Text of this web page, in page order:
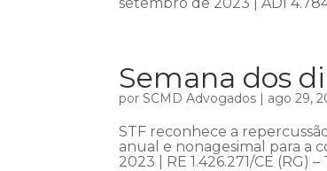
Semana dos
porSCMD Advogados | ago 29,
STF reconhece a
anual e nonagesimal para a
2023 | RE 1.426.271/CE (RG)